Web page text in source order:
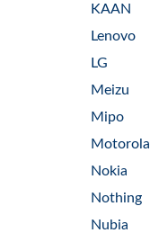
KAAN
Lenovo
LG
Meizu
Mipo
Motorola
Nokia
Nothing
Nubia